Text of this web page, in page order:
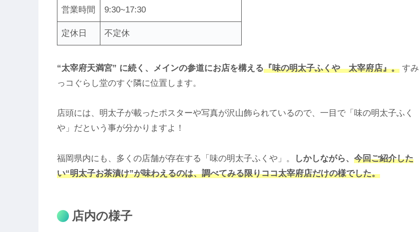
営業時間 9:30~17:30
定休日 不定休
“太宰府天満宮” に続く、メインの参道にお店を構える『味の明太子ふくや 太宰府店』。 すみ
っコぐらし堂のすぐ隣に位置します。
店頭には、明太子が載ったポスターや写真が沢山飾られているので、一目で「味の明太子ふく
や」だという事が分かりますよ！
福岡県内にも、多くの店舗が存在する「味の明太子ふくや」。 しかしながら、 今回ご紹介した
い“明太子お茶漬け”が味わえるのは、調べてみる限りココ太宰府店だけの様でした。
店内の様子